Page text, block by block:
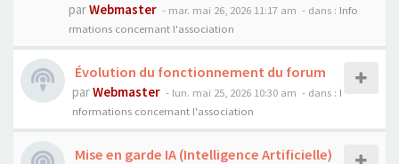
parWebmaster - mar. mai 26, 2026 11:17 am - dans : Info
rmations concernant l'association
Évolution du fonctionnement du forum
parWebmaster - lun. mai 25, 2026 10:30 am - dans : I
nformations concernant l'association
Mise en garde IA (Intelligence Artificielle)